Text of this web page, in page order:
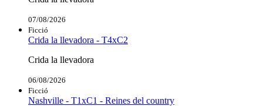
07/08/2026
Ficció
Crida la llevadora - T4xC2
Crida la llevadora
06/08/2026
Ficció
Nashville - T1xC1 - Reines del country